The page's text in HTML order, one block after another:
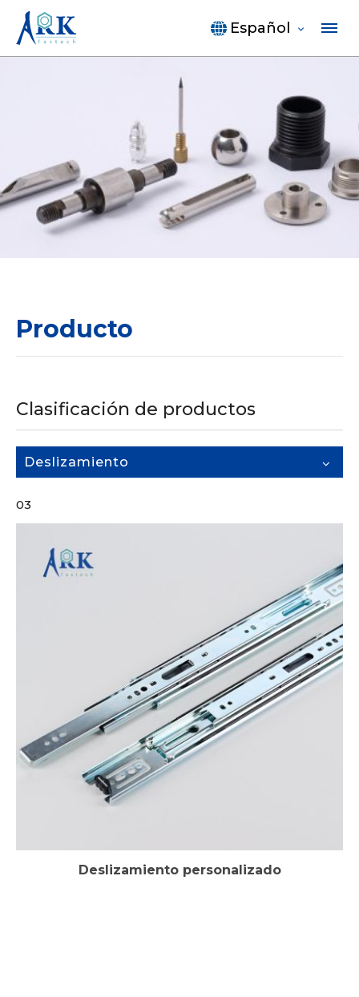
Español
Producto
Clasificación de productos
Deslizamiento
03
Deslizamiento personalizado